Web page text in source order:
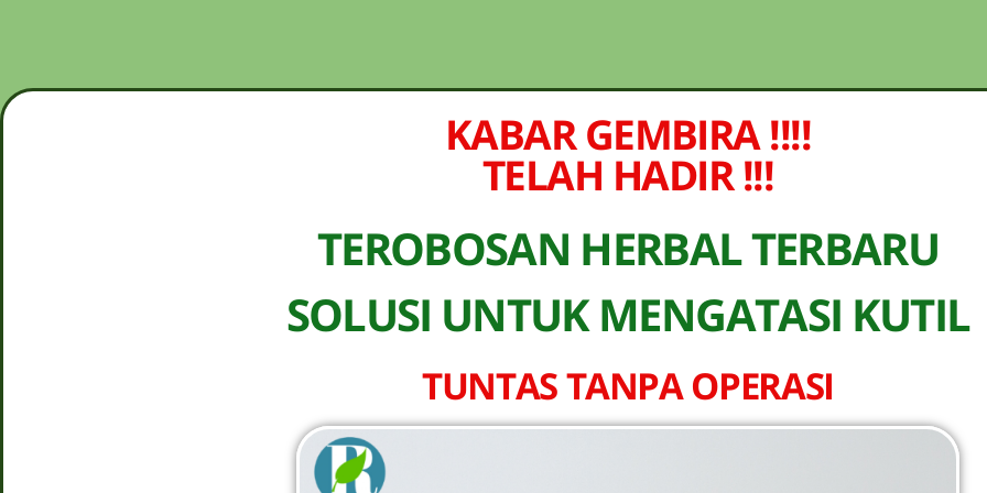
KABAR GEMBIRA !!!!
TELAH HADIR !!!
TEROBOSAN HERBAL TERBARU
SOLUSI UNTUK MENGATASI KUTIL
TUNTAS TANPA OPERASI